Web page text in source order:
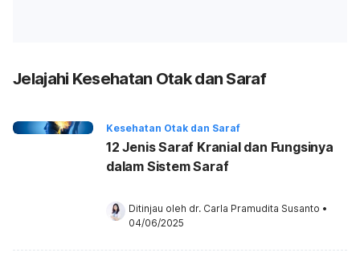
Jelajahi Kesehatan Otak dan Saraf
Kesehatan Otak dan Saraf
12 Jenis Saraf Kranial dan Fungsinya
dalam Sistem Saraf
Ditinjau oleh dr. Carla Pramudita Susanto •
04/06/2025